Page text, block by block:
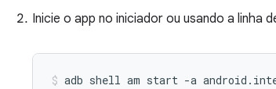
Inicie o app no iniciador ou usando a linha
adb shell am start -a